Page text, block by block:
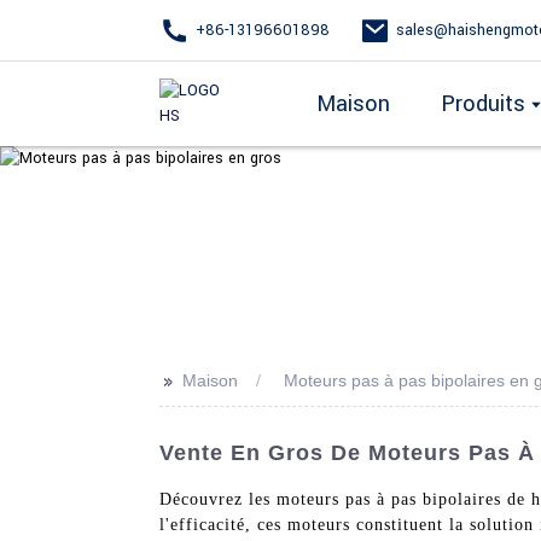
+86-13196601898
Maison Produits
>> Maison Moteurs pas à pas bipolaires en
Vente En Gros De Moteurs Pas
Découvrez les moteurs pas à pas bipolaires
l'efficacité, ces moteurs constituent la solution